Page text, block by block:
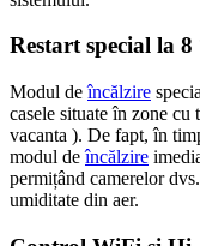
Restart special la 8
Modul deîncălzire
casele situate în zone cu
vacanta ). De fapt, în
modul deîncălzire
permițând camerelor
umiditate din aer.